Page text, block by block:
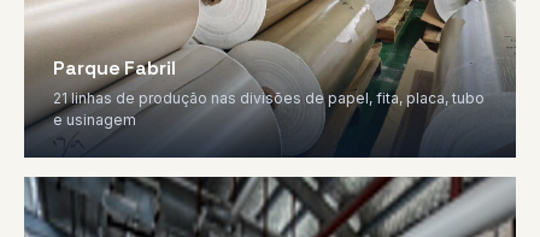
Parque Fabril
21 linhas de produção nas divisões de papel, fita, placa, tubo
e usinagem